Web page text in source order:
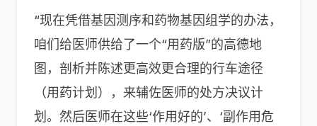
“现在凭借基因测序和药物基因组学的办法，
咱们给医师供给了一个“用药版”的高德地
图，剖析并陈述更高效更合理的行车途径
（用药计划），来辅佐医师的处方决议计
划。然后医师在这些‘作用好的’、‘副作用危